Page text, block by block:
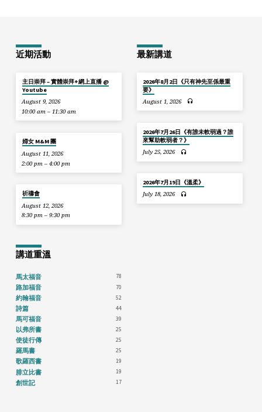
近期活動
主日崇拜 – 實體崇拜+網上直播 @
Youtube
August 9, 2026
10:00 am – 11:30 am
婦女 M&M 團
August 11, 2026
2:00 pm – 4:00 pm
祈禱會
August 12, 2026
8:30 pm – 9:30 pm
最新講道
2026年8月2日《只有神先至係最重
要》
August 1, 2026
2026年7月26日《有誰未軟弱過？誰
來幫助軟弱者？》
July 25, 2026
2026年7月19日《溫柔》
July 18, 2026
講道重溫
馬太福音 78
路加福音 70
約翰福音 52
詩篇 44
馬可福音 39
以弗所書 25
使徒行傳 25
羅馬書 25
歌羅西書 19
腓立比書 19
創世記 17